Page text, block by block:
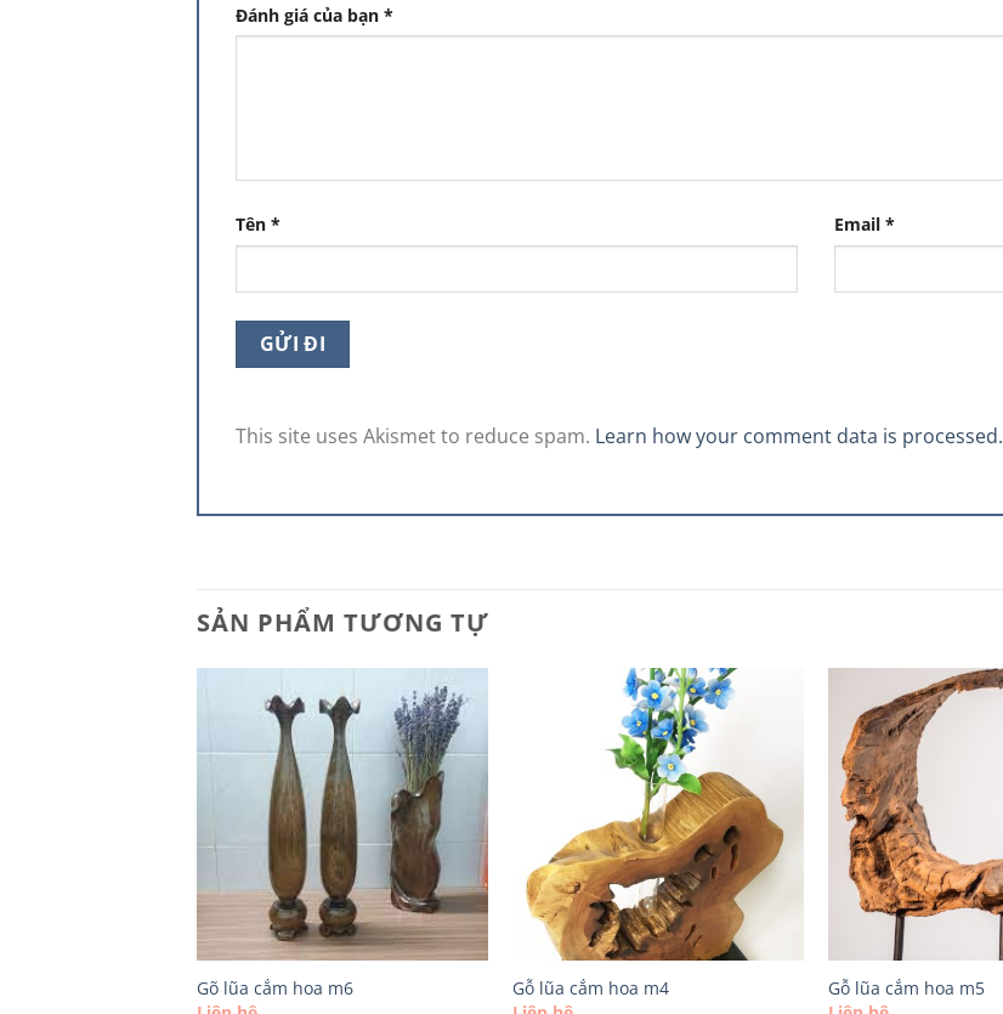
Đánh giá của bạn *
Tên * Email *
This site uses Akismet to reduce spam. Learn how your comment data is processed.
SẢN PHẨM TƯƠNG TỰ
Gõ lũa cắm hoa m6
Gỗ lũa cắm hoa m4
Gỗ lũa cắm hoa m5